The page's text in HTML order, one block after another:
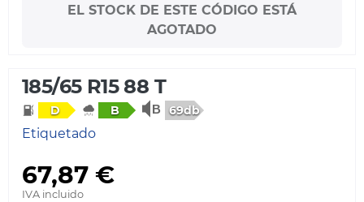
EL STOCK DE ESTE CÓDIGO ESTÁ
AGOTADO
185/65 R15 88 T
D B 69db
Etiquetado
67,87 €
IVA incluido